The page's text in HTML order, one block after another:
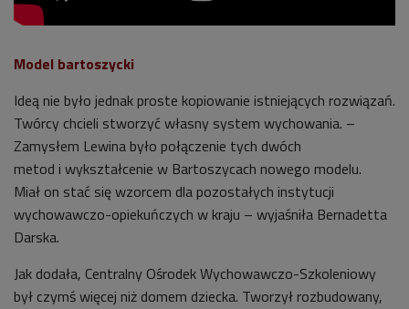
Model bartoszycki
Ideą nie było jednak proste kopiowanie istniejących rozwiązań.
Twórcy chcieli stworzyć własny system wychowania. –
Zamysłem Lewina było połączenie tych dwóch
metod i wykształcenie w Bartoszycach nowego modelu.
Miał on stać się wzorcem dla pozostałych instytucji
wychowawczo-opiekuńczych w kraju – wyjaśniła Bernadetta
Darska.
Jak dodała, Centralny Ośrodek Wychowawczo-Szkoleniowy
był czymś więcej niż domem dziecka. Tworzył rozbudowany,